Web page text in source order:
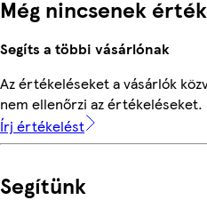
Még nincsenek
Segíts a többi vásárlónak
Az értékeléseket a vásárlók
nem ellenőrzi az értékeléseket.
Írj értékelést
Segítünk